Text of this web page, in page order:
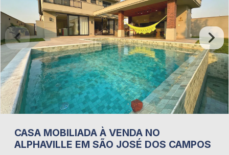
CASA MOBILIADA À VENDA NO
ALPHAVILLE EM SÃO JOSÉ DOS CAMPOS